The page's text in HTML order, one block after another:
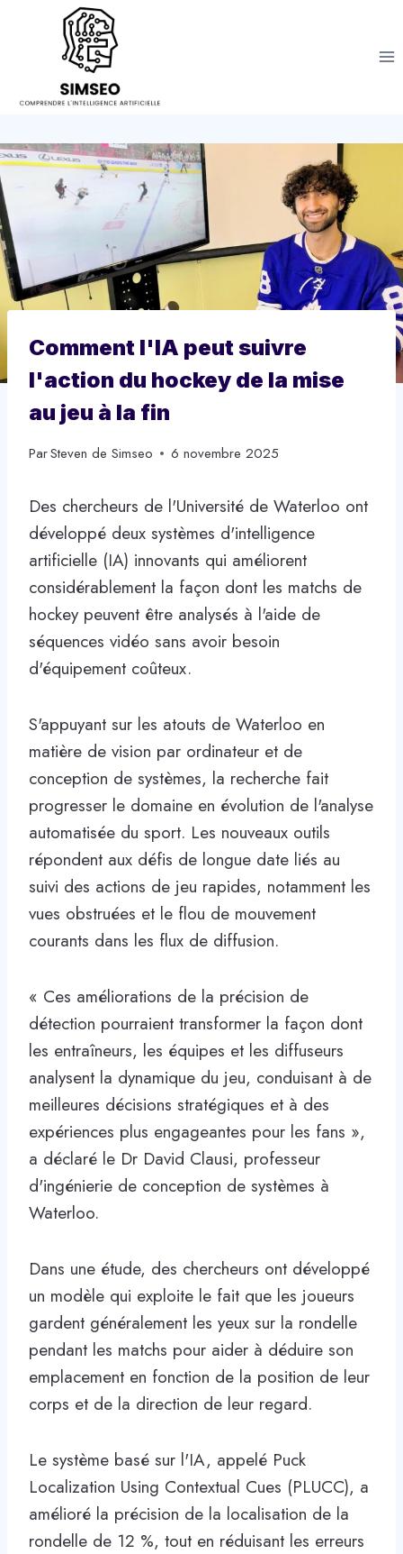
Comment l'IA peut suivre
l'action du hockey de la mise
au jeu à la fin
ParSteven de Simseo 6 novembre 2025
Des chercheurs de l'Université de Waterloo ont
développé deux systèmes d'intelligence
artificielle (IA) innovants qui améliorent
considérablement la façon dont les matchs de
hockey peuvent être analysés à l'aide de
séquences vidéo sans avoir besoin
d'équipement coûteux.
S'appuyant sur les atouts de Waterloo en
matière de vision par ordinateur et de
conception de systèmes, la recherche fait
progresser le domaine en évolution de l'analyse
automatisée du sport. Les nouveaux outils
répondent aux défis de longue date liés au
suivi des actions de jeu rapides, notamment les
vues obstruées et le flou de mouvement
courants dans les flux de diffusion.
« Ces améliorations de la précision de
détection pourraient transformer la façon dont
les entraîneurs, les équipes et les diffuseurs
analysent la dynamique du jeu, conduisant à de
meilleures décisions stratégiques et à des
expériences plus engageantes pour les fans »,
a déclaré le Dr David Clausi, professeur
d'ingénierie de conception de systèmes à
Waterloo.
Dans une étude, des chercheurs ont développé
un modèle qui exploite le fait que les joueurs
gardent généralement les yeux sur la rondelle
pendant les matchs pour aider à déduire son
emplacement en fonction de la position de leur
corps et de la direction de leur regard.
Le système basé sur l'IA, appelé Puck
Localization Using Contextual Cues (PLUCC), a
amélioré la précision de la localisation de la
rondelle de 12 %, tout en réduisant les erreurs